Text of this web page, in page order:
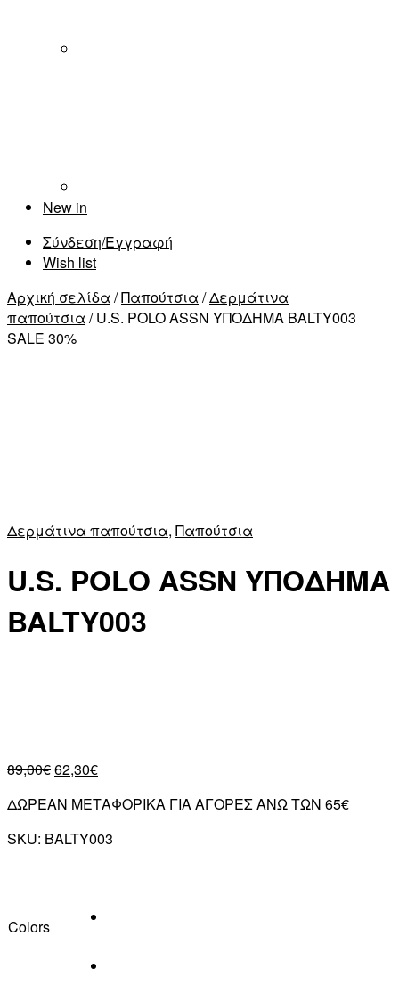
New in
Σύνδεση/Εγγραφή
Wish list
Αρχική σελίδα /Παπούτσια /Δερμάτινα
παπούτσια / U.S. POLO ASSN ΥΠΟΔΗΜΑ BALTY003
SALE 30%
Δερμάτινα παπούτσια, Παπούτσια
U.S. POLO ASSN ΥΠΟΔΗΜΑ
BALTY003
89,00€62,30€
ΔΩΡΕΑΝ ΜΕΤΑΦΟΡΙΚΑ ΓΙΑ ΑΓΟΡΕΣ ΑΝΩ ΤΩΝ 65€
SKU: BALTY003
Colors